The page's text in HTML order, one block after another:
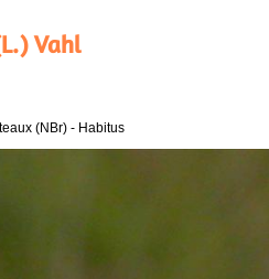
Vahl
(NBr) - Habitus